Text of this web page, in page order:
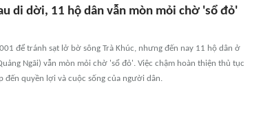
di dời, 11 hộ dân vẫn mòn mỏi chờ 'sổ đỏ'
để tránh sạt lở bờ sông Trà Khúc, nhưng đến nay 11 hộ dân ở
Ngãi) vẫn mòn mỏi chờ 'sổ đỏ'. Việc chậm hoàn thiện thủ tục
đến quyền lợi và cuộc sống của người dân.